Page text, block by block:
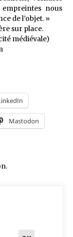
nous
de l’objet. »
sur place.
médiévale)
Mastodon
.